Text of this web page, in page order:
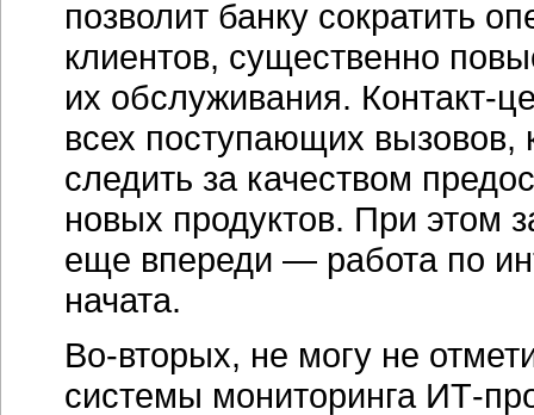
позволит банку сократить
клиентов, существенно
их обслуживания. Контакт-
всех поступающих вызовов,
следить за качеством
новых продуктов. При этом
еще впереди — работа по
начата.
Во-вторых, не могу не
системы мониторинга ИТ-